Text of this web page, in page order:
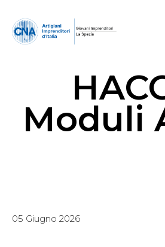
Moduli
05 Giugno 2026